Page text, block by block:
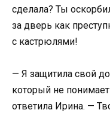
сделала? Ты
за дверь как
с кастрюлями!
— Я защитила свой
который не
ответила Ирина. —